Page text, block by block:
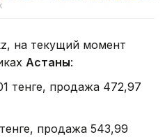
на текущий момент
Астаны:
тенге, продажа 472,97
продажа 543,99